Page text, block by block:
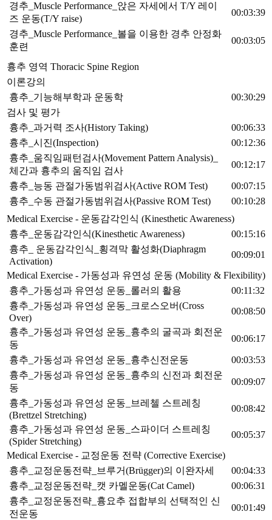
경추_Muscle Performance_앉은 자세에서 T/Y 레이
즈 운동(T/Y raise)
00:03:39
경추_Muscle Performance_볼을 이용한 경추 안정화
훈련
00:03:05
흉추 영역 Thoracic Spine Region
이론강의
흉추_기능해부학과 운동학
00:30:29
검사 및 평가
흉추_과거력 조사(History Taking)
00:06:33
흉추_시진(Inspection)
00:12:36
흉추_움직임패턴검사(Movement Pattern Analysis)_
체간과 흉추의 움직임 검사
00:12:17
흉추_능동 관절가동범위검사(Active ROM Test)
00:07:15
흉추_수동 관절가동범위검사(Passive ROM Test)
00:10:28
Medical Exercise - 운동감각인식 (Kinesthetic Awareness)
흉추_운동감각인식(Kinesthetic Awareness)
00:15:16
흉추_ 운동감각인식_횡격막 활성화(Diaphragm
Activation)
00:09:01
Medical Exercise - 가동성과 유연성 운동 (Mobility & Flexibility)
흉추_가동성과 유연성 운동_롤러의 활용
00:11:32
흉추_가동성과 유연성 운동_크로스오버(Cross
Over)
00:08:50
흉추_가동성과 유연성 운동_흉추의 굴곡과 회전운
동
00:06:17
흉추_가동성과 유연성 운동_흉추신전운동
00:03:53
흉추_가동성과 유연성 운동_흉추의 신전과 회전운
동
00:09:07
흉추_가동성과 유연성 운동_브레첼 스트레칭
(Brettzel Stretching)
00:08:42
흉추_가동성과 유연성 운동_스파이더 스트레칭
(Spider Stretching)
00:05:37
Medical Exercise - 교정운동 전략 (Corrective Exercise)
흉추_교정운동전략_브루거(Brügger)의 이완자세
00:04:33
흉추_교정운동전략_캣 카멜운동(Cat Camel)
00:06:31
흉추_교정운동전략_흉요추 접합부의 선택적인 신
전운동
00:01:49